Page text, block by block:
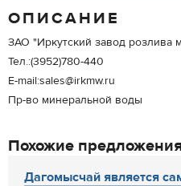
ОПИСАНИЕ
ЗАО "Иркутский завод розлива
Тел.:(3952)780-440
E-mail:sales@irkmw.ru
Пр-во минеральной воды
Похожие
Дагомысчай является